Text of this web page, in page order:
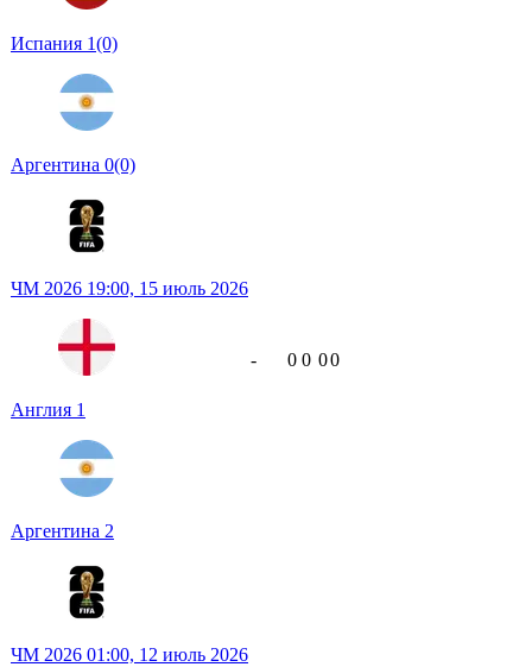
Испания 1(0)
Аргентина 0(0)
ЧМ 2026 19:00, 15 июль 2026
Англия 1
Аргентина 2
- 0 0 00
ЧМ 2026 01:00, 12 июль 2026